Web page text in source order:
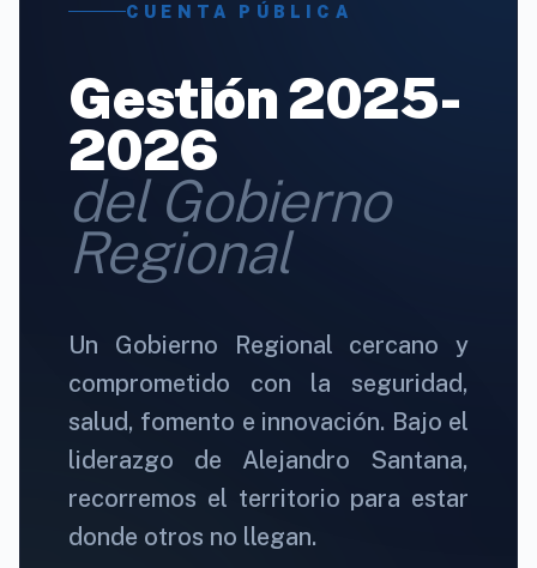
CUENTA PÚBLICA
Gestión 2025-
2026
del Gobierno
Regional
Un Gobierno Regional cercano y
comprometido con la seguridad,
salud, fomento e innovación. Bajo el
liderazgo de Alejandro Santana,
recorremos el territorio para estar
donde otros no llegan.